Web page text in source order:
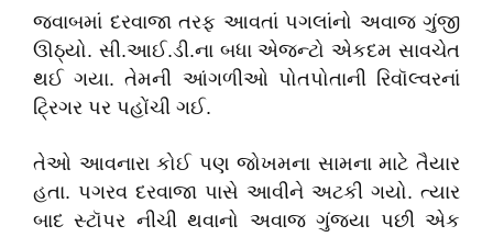
જવાબમાં દરવાજા તરફ આવતાં પગલાંનો અવાજ ગુંજી
ઊઠ્યો. સી.આઈ.ડી.ના બધા એજન્ટો એકદમ સાવચેત
થઈ ગયા. તેમની આંગળીઓ પોતપોતાની રિવૉલ્વરનાં
ટ્રિગર પર પહોંચી ગઈ.
તેઓ આવનારા કોઈ પણ જોખમના સામના માટે તૈયાર
હતા. પગરવ દરવાજા પાસે આવીને અટકી ગયો. ત્યાર
બાદ સ્ટૉપર નીચી થવાનો અવાજ ગુંજ્યા પછી એક